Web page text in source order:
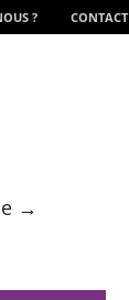
? CONTACT
→